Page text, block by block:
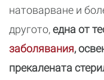
натоварване и
другото,една от
заболявания,
прекалената